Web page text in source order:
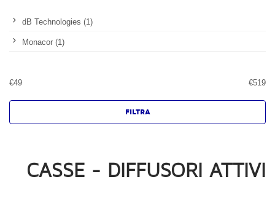
dB Technologies (1)
Monacor (1)
€49 €519
CASSE - DIFFUSORI ATTIVI